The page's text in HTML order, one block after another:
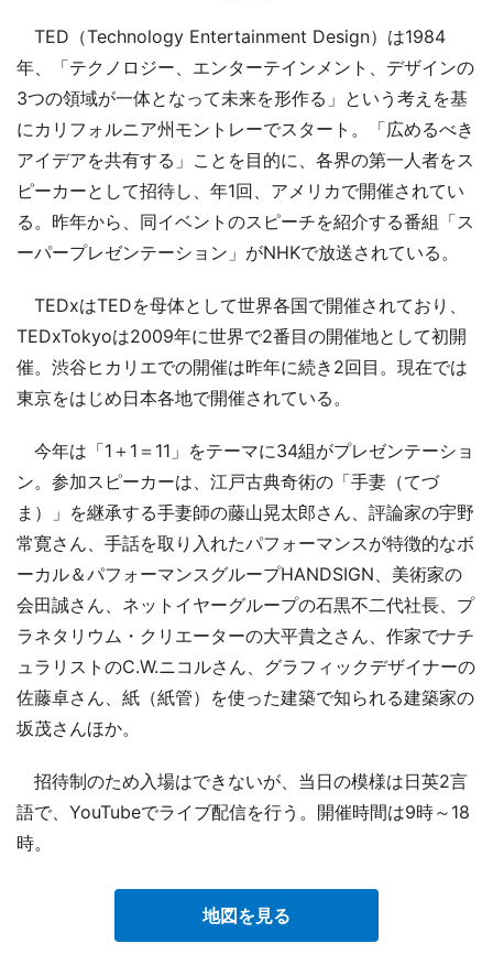
TED（Technology Entertainment Design）は1984
年、「テクノロジー、エンターテインメント、デザインの
3つの領域が一体となって未来を形作る」という考えを基
にカリフォルニア州モントレーでスタート。「広めるべき
アイデアを共有する」ことを目的に、各界の第一人者をス
ピーカーとして招待し、年1回、アメリカで開催されてい
る。昨年から、同イベントのスピーチを紹介する番組「ス
ーパープレゼンテーション」がNHKで放送されている。
TEDxはTEDを母体として世界各国で開催されており、
TEDxTokyoは2009年に世界で2番目の開催地として初開
催。渋谷ヒカリエでの開催は昨年に続き2回目。現在では
東京をはじめ日本各地で開催されている。
今年は「1＋1＝11」をテーマに34組がプレゼンテーショ
ン。参加スピーカーは、江戸古典奇術の「手妻（てづ
ま）」を継承する手妻師の藤山晃太郎さん、評論家の宇野
常寛さん、手話を取り入れたパフォーマンスが特徴的なボ
ーカル＆パフォーマンスグループHANDSIGN、美術家の
会田誠さん、ネットイヤーグループの石黒不二代社長、プ
ラネタリウム・クリエーターの大平貴之さん、作家でナチ
ュラリストのC.W.ニコルさん、グラフィックデザイナーの
佐藤卓さん、紙（紙管）を使った建築で知られる建築家の
坂茂さんほか。
招待制のため入場はできないが、当日の模様は日英2言
語で、YouTubeでライブ配信を行う。開催時間は9時～18
時。
地図を見る